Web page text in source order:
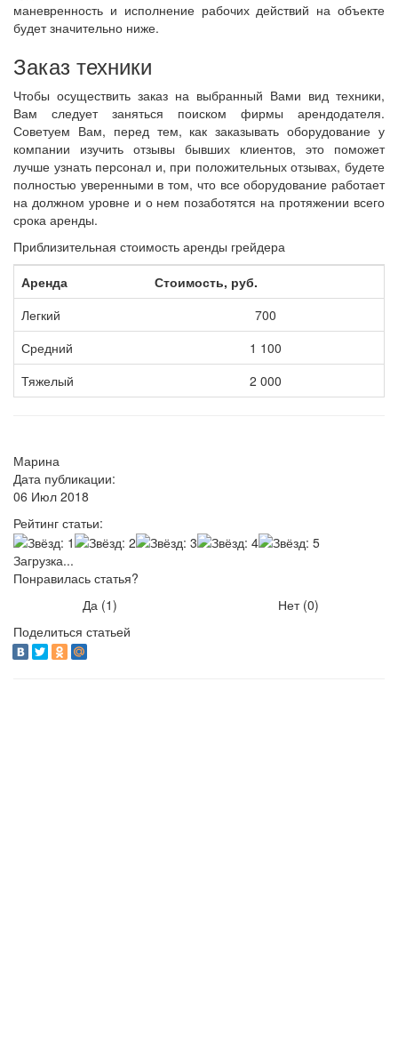
маневренность и исполнение рабочих действий на объекте
будет значительно ниже.
Заказ техники
Чтобы осуществить заказ на выбранный Вами вид техники,
Вам следует заняться поиском фирмы арендодателя.
Советуем Вам, перед тем, как заказывать оборудование у
компании изучить отзывы бывших клиентов, это поможет
лучше узнать персонал и, при положительных отзывах, будете
полностью уверенными в том, что все оборудование работает
на должном уровне и о нем позаботятся на протяжении всего
срока аренды.
Приблизительная стоимость аренды грейдера
Аренда
Стоимость, руб.
Легкий
700
Средний
1 100
Тяжелый
2 000
Марина
Дата публикации:
06 Июл 2018
Рейтинг статьи:
Загрузка...
Понравилась статья?
Да (1) Нет (0)
Поделиться статьей